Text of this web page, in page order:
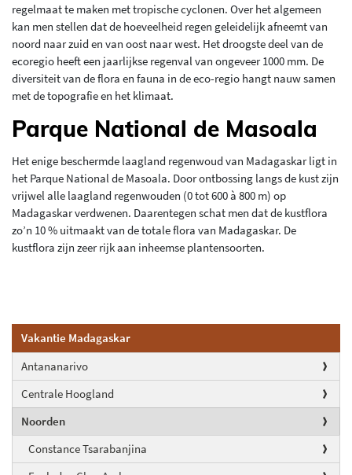
Vakantie Madagaskar
Antananarivo
Centrale Hoogland
Noorden
Constance Tsarabanjina
regelmaat te maken met tropische cyclonen. Over het algemeen
kan men stellen dat de hoeveelheid regen geleidelijk afneemt van
noord naar zuid en van oost naar west. Het droogste deel van de
ecoregio heeft een jaarlijkse regenval van ongeveer 1000 mm. De
diversiteit van de flora en fauna in de eco-regio hangt nauw samen
met de topografie en het klimaat.
Parque National de Masoala
Het enige beschermde laagland regenwoud van Madagaskar ligt in
het Parque National de Masoala. Door ontbossing langs de kust zijn
vrijwel alle laagland regenwouden (0 tot 600 à 800 m) op
Madagaskar verdwenen. Daarentegen schat men dat de kustflora
zo’n 10 % uitmaakt van de totale flora van Madagaskar. De
kustflora zijn zeer rijk aan inheemse plantensoorten.